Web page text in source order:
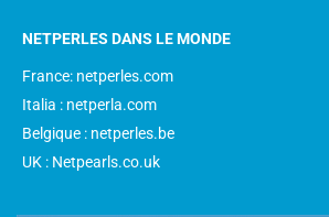
NETPERLES DANS LE MONDE
France: netperles.com
Italia : netperla.com
Belgique : netperles.be
UK : Netpearls.co.uk